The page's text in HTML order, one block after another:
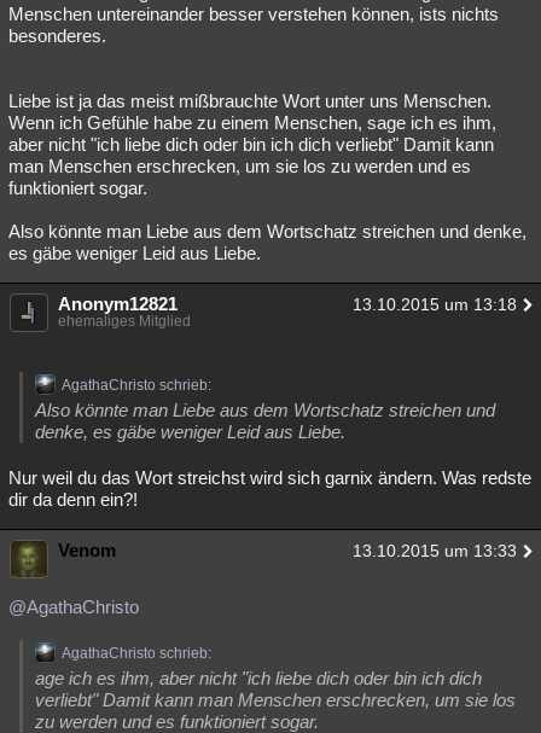
Menschen untereinander besser verstehen können, ists nichts
besonderes.
Liebe ist ja das meist mißbrauchte Wort unter uns Menschen.
Wenn ich Gefühle habe zu einem Menschen, sage ich es ihm,
aber nicht "ich liebe dich oder bin ich dich verliebt" Damit kann
man Menschen erschrecken, um sie los zu werden und es
funktioniert sogar.
Also könnte man Liebe aus dem Wortschatz streichen und denke,
es gäbe weniger Leid aus Liebe.
Anonym12821 13.10.2015 um 13:18
ehemaliges Mitglied
AgathaChristo schrieb:
Also könnte man Liebe aus dem Wortschatz streichen und
denke, es gäbe weniger Leid aus Liebe.
Nur weil du das Wort streichst wird sich garnix ändern. Was redste
dir da denn ein?!
Venom 13.10.2015 um 13:33
@AgathaChristo
AgathaChristo schrieb:
age ich es ihm, aber nicht "ich liebe dich oder bin ich dich
verliebt" Damit kann man Menschen erschrecken, um sie los
zu werden und es funktioniert sogar.